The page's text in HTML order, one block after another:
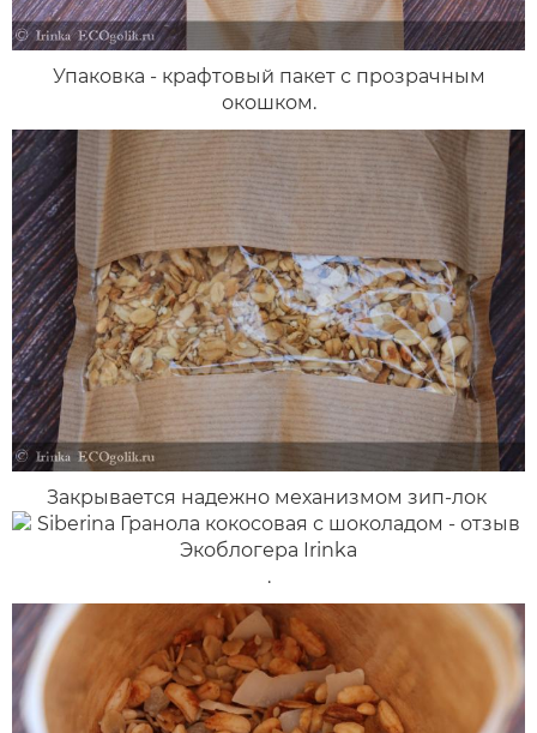
Упаковка - крафтовый пакет с прозрачным
окошком.
Закрывается надежно механизмом зип-лок
.